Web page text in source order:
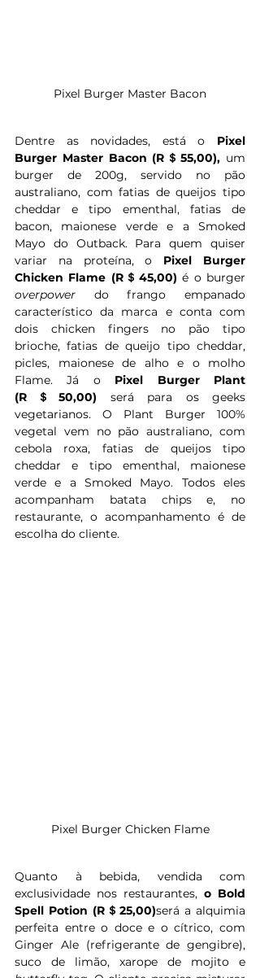
Pixel Burger Master Bacon
Dentre as novidades, está o Pixel
Burger Master Bacon (R＄55,00), um
burger de 200g, servido no pão
australiano, com fatias de queijos tipo
cheddar e tipo ementhal, fatias de
bacon, maionese verde e a Smoked
Mayo do Outback. Para quem quiser
variar na proteína, o Pixel Burger
Chicken Flame (R＄45,00) é
overpower do frango empanado
característico da marca e conta com
dois chicken fingers no pão tipo
brioche, fatias de queijo tipo cheddar,
picles, maionese de alho e o molho
Flame.
Já o Pixel Burger Plant
(R＄50,00) será para
os geeks
vegetarianos. O Plant Burger 100%
vegetal vem no pão australiano, com
cebola roxa, fatias de queijos tipo
cheddar e tipo ementhal, maionese
verde e a Smoked Mayo. Todos eles
acompanham batata chips e, no
restaurante, o acompanhamento é de
escolha do cliente.
Pixel Burger Chicken Flame
Quanto à bebida, vendida com
exclusividade nos restaurantes, o Bold
Spell Potion (R＄25,00)será a alquimia
perfeita entre o doce e o cítrico, com
Ginger Ale (refrigerante de gengibre),